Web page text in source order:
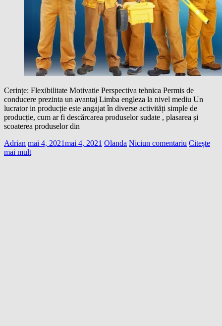
Cerințe: Flexibilitate Motivatie Perspectiva tehnica Permis de
conducere prezinta un avantaj Limba engleza la nivel mediu Un
lucrator in producție este angajat în diverse activități simple de
producție, cum ar fi descărcarea produselor sudate , plasarea și
scoaterea produselor din
Adrian mai 4, 2021mai 4, 2021 Olanda Niciun comentariu Citește
mai mult